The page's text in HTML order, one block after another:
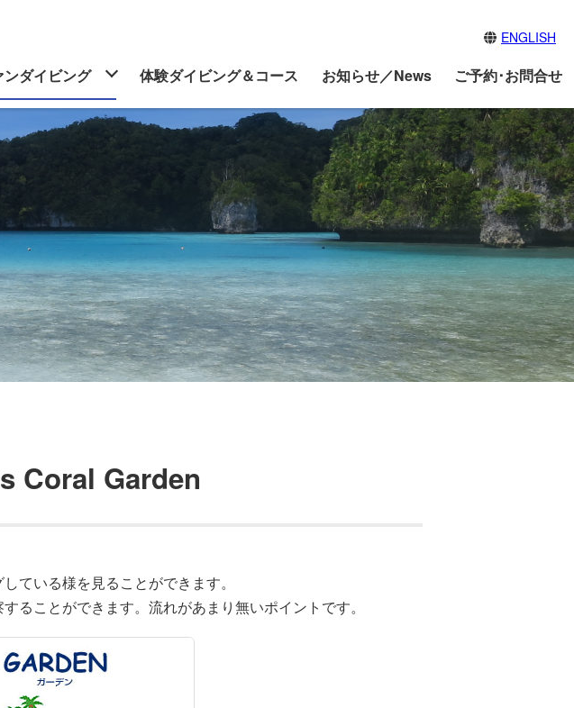
ENGLISH
ンダイビング 体験ダイビング＆コース お知らせ／News ご予約･お問合せ
Coral Garden
ている様を見ることができます。
ることができます。流れがあまり無いポイントです。